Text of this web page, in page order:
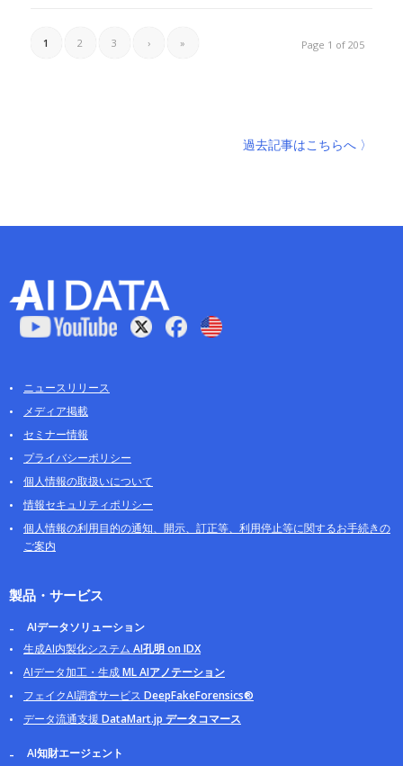
Page 1 of 205
1 2 3 › »
過去記事はこちらへ 〉
ニュースリリース
メディア掲載
セミナー情報
プライバシーポリシー
個人情報の取扱いについて
情報セキュリティポリシー
個人情報の利用目的の通知、開示、訂正等、利用停止等に関するお手続きの
ご案内
製品・サービス
AIデータソリューション
生成AI内製化システム AI孔明 on IDX
AIデータ加工・生成ML AIアノテーション
フェイクAI調査サービス DeepFakeForensics®
データ流通支援DataMart.jp データコマース
AI知財エージェント